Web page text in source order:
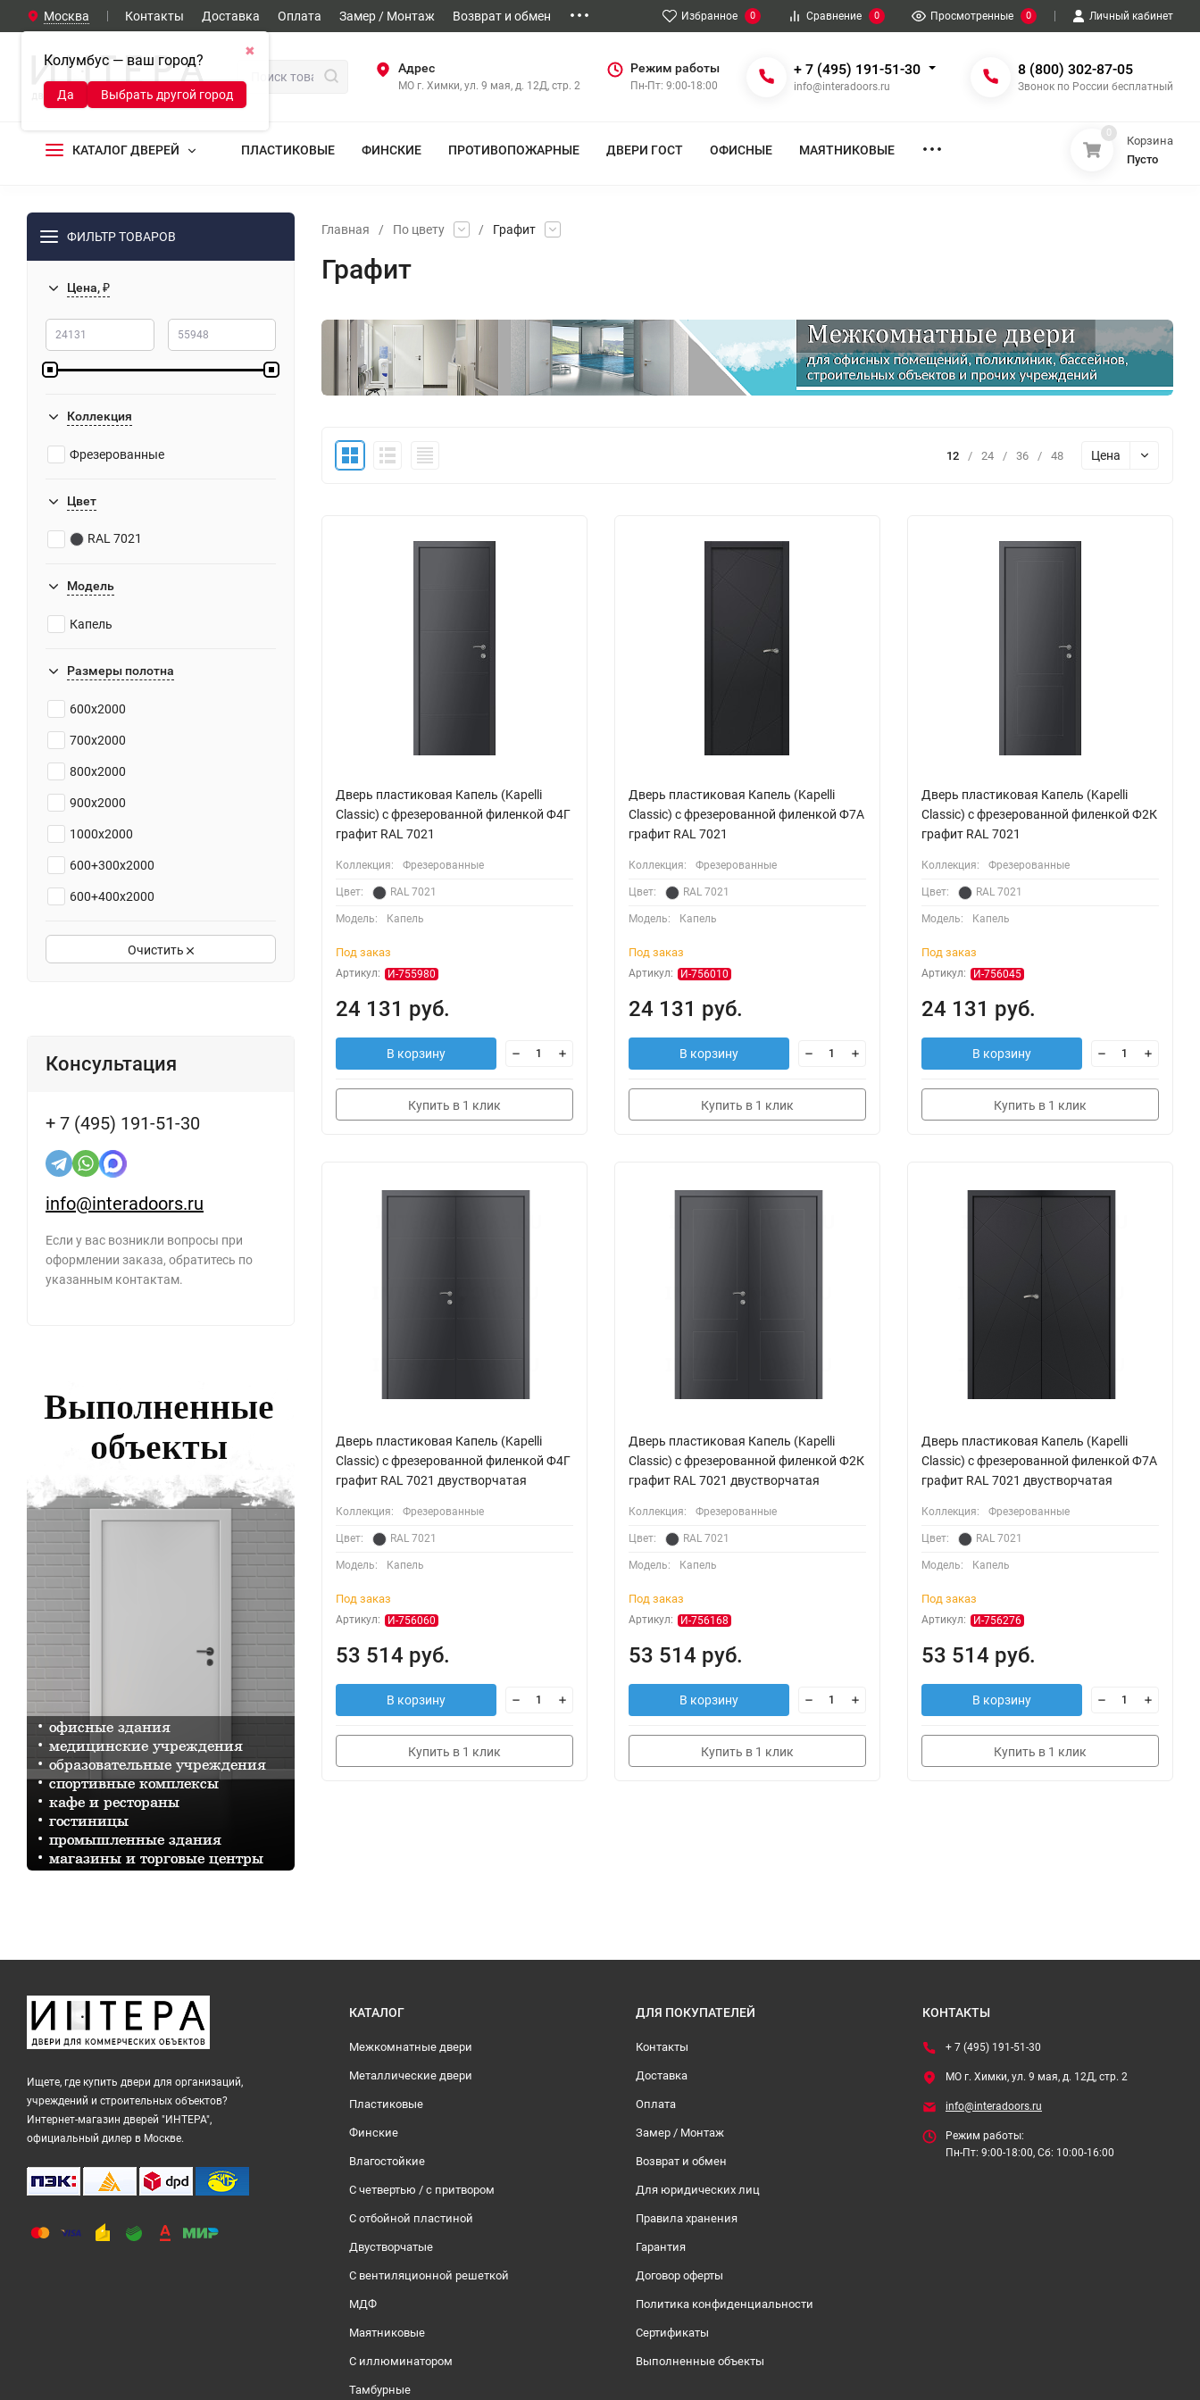
Москва
✖
Колумбус — ваш город?
Да Выбрать другой город
Контакты Доставка Оплата Замер / Монтаж Возврат и обмен Избранное 0 Сравнение 0 Просмотренные 0 Личный кабинет
Адрес
МО г. Химки, ул. 9 мая, д. 12Д, стр. 2
Режим работы
Пн-Пт: 9:00-18:00
+ 7 (495) 191-51-30
info@interadoors.ru
8 (800) 302-87-05
Звонок по России бесплатный
КАТАЛОГ ДВЕРЕЙ ПЛАСТИКОВЫЕ ФИНСКИЕ ПРОТИВОПОЖАРНЫЕ ДВЕРИ ГОСТ ОФИСНЫЕ МАЯТНИКОВЫЕ
0
Корзина
Пусто
ФИЛЬТР ТОВАРОВ
Цена, ₽
Коллекция
Фрезерованные
Цвет
RAL 7021
Модель
Капель
Размеры полотна
600х2000
700х2000
800х2000
900х2000
1000х2000
600+300х2000
600+400х2000
700+300х2000
800+400х2000
800+700х2000
800+800х2000
900+300х2000
900+400х2000
Очистить
Консультация
+ 7 (495) 191-51-30
info@interadoors.ru
Если у вас возникли вопросы при
оформлении заказа, обратитесь по
указанным контактам.
Главная / По цвету / Графит
Графит
12 / 24 / 36 / 48 Цена
Дверь пластиковая Капель (Kapelli
Classic) с фрезерованной филенкой Ф4Г
графит RAL 7021
Коллекция: Фрезерованные
Цвет: RAL 7021
Модель: Капель
Под заказ
Артикул: И-755980
24 131 руб.
В корзину
Купить в 1 клик
Дверь пластиковая Капель (Kapelli
Classic) с фрезерованной филенкой Ф7А
графит RAL 7021
Коллекция: Фрезерованные
Цвет: RAL 7021
Модель: Капель
Под заказ
Артикул: И-756010
24 131 руб.
В корзину
Купить в 1 клик
Дверь пластиковая Капель (Kapelli
Classic) с фрезерованной филенкой Ф2К
графит RAL 7021
Коллекция: Фрезерованные
Цвет: RAL 7021
Модель: Капель
Под заказ
Артикул: И-756045
24 131 руб.
В корзину
Купить в 1 клик
Дверь пластиковая Капель (Kapelli
Classic) с фрезерованной филенкой Ф4Г
графит RAL 7021 двустворчатая
Коллекция: Фрезерованные
Цвет: RAL 7021
Модель: Капель
Под заказ
Артикул: И-756060
53 514 руб.
В корзину
Купить в 1 клик
Дверь пластиковая Капель (Kapelli
Classic) с фрезерованной филенкой Ф2К
графит RAL 7021 двустворчатая
Коллекция: Фрезерованные
Цвет: RAL 7021
Модель: Капель
Под заказ
Артикул: И-756168
53 514 руб.
В корзину
Купить в 1 клик
Дверь пластиковая Капель (Kapelli
Classic) с фрезерованной филенкой Ф7А
графит RAL 7021 двустворчатая
Коллекция: Фрезерованные
Цвет: RAL 7021
Модель: Капель
Под заказ
Артикул: И-756276
53 514 руб.
В корзину
Купить в 1 клик
Ищете, где купить двери для организаций,
учреждений и строительных объектов?
Интернет-магазин дверей "ИНТЕРА",
официальный дилер в Москве.
КАТАЛОГ
Межкомнатные двери
Металлические двери
Пластиковые
Финские
Влагостойкие
С четвертью / с притвором
С отбойной пластиной
Двустворчатые
С вентиляционной решеткой
МДФ
Маятниковые
С иллюминатором
Тамбурные
ДЛЯ ПОКУПАТЕЛЕЙ
Контакты
Доставка
Оплата
Замер / Монтаж
Возврат и обмен
Для юридических лиц
Правила хранения
Гарантия
Договор оферты
Политика конфиденциальности
Сертификаты
Выполненные объекты
КОНТАКТЫ
+ 7 (495) 191-51-30
МО г. Химки, ул. 9 мая, д. 12Д, стр. 2
info@interadoors.ru
Режим работы:
Пн-Пт: 9:00-18:00, Сб: 10:00-16:00